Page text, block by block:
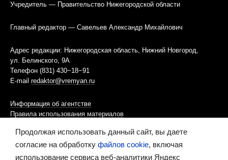
Учредитель — Правительство Нижегородской области
Главный редактор — Савельев Александр Михайлович
Адрес редакции: Нижегородская область, Нижний Новгород,
ул. Белинского, 9А
Телефон (831) 430−18−91
E-mail redaktor@vremyan.ru
Информация об агентстве
Правила использования материалов
Информационная политика использования «cookies»-файлов
Продолжая использовать данный сайт, вы даете
согласие на обработку файлов cookie, включая
использование сервиса веб-аналитики Яндекс